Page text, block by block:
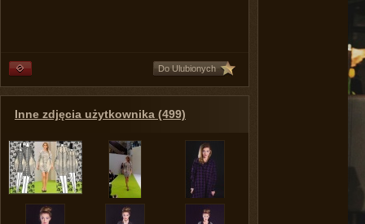
Do Ulubionych
Inne zdjęcia użytkownika (499)